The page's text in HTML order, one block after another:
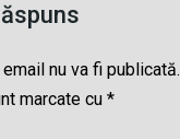
nu va fi publicată.
marcate cu *